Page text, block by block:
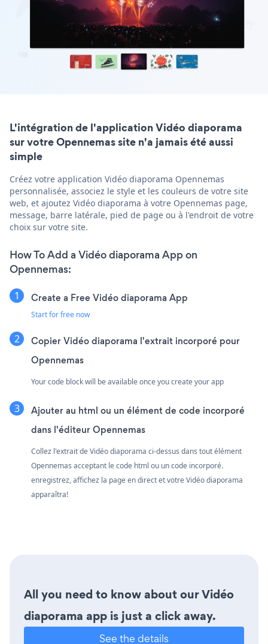
L'intégration de l'application Vidéo diaporama
sur votre Opennemas site n'a jamais été aussi
simple
Créez votre application Vidéo diaporama Opennemas
personnalisée, associez le style et les couleurs de votre site
web, et ajoutez Vidéo diaporama à votre Opennemas page,
message, barre latérale, pied de page ou à l'endroit de votre
choix sur votre site.
How To Add a Vidéo diaporama App on
Opennemas:
Create a Free Vidéo diaporama App
Start for free now
Copier Vidéo diaporama l'extrait incorporé pour
Opennemas
Your code block will be available once you create your app
Ajouter au html ou un élément de code incorporé
dans l'éditeur Opennemas
Collez l'extrait de Vidéo diaporama ci-dessus dans tout élément
Opennemas acceptant le code html ou un code incorporé.
enregistrez, affichez la page en direct et votre Vidéo diaporama
apparaîtra!
All you need to know about our Vidéo
diaporama app is just a click away.
See the details